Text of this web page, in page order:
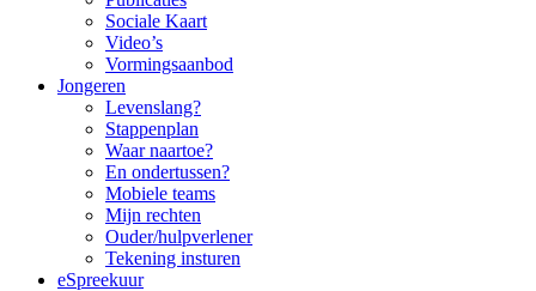
Sociale Kaart
Video’s
Vormingsaanbod
Jongeren
Levenslang?
Stappenplan
Waar naartoe?
En ondertussen?
Mobiele teams
Mijn rechten
Ouder/hulpverlener
Tekening insturen
eSpreekuur